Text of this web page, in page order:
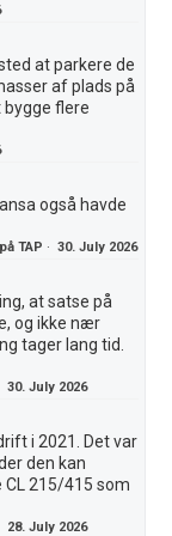
at parkere de
af plads på
flere
også havde
TAP ·30. July 2026
at satse på
og ikke nær
tager lang tid.
30. July 2026
i 2021. Det var
den kan
215/415 som
28. July 2026